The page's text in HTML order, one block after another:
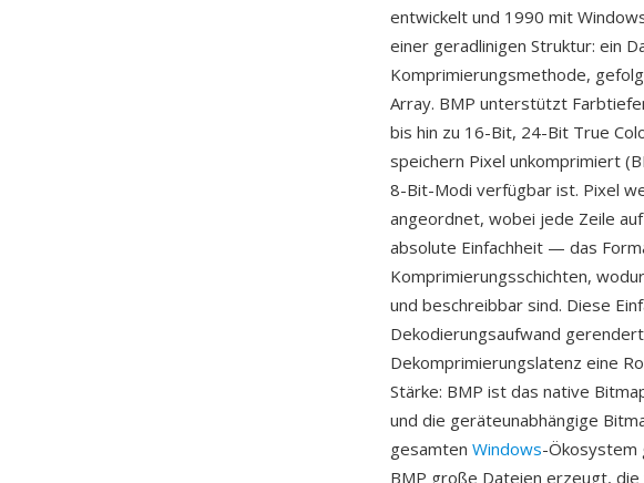
entwickelt und 1990 mit
einer geradlinigen Struktur: ein
Komprimierungsmethode,
Array. BMP unterstützt
bis hin zu 16-Bit, 24-Bit True
speichern Pixel unkomprimiert
8-Bit-Modi verfügbar ist. Pixel
angeordnet, wobei jede Zeile
absolute Einfachheit — das
Komprimierungsschichten,
und beschreibbar sind. Diese
Dekodierungsaufwand
Dekomprimierungslatenz eine
Stärke: BMP ist das native
und die geräteunabhängige
gesamten Windows-Ökosystem
BMP große Dateien erzeugt,